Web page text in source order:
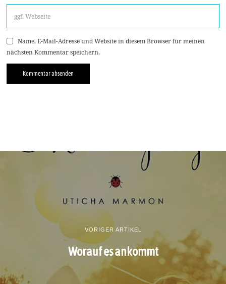
Name, E-Mail-Adresse und Website in diesem Browser für meinen
nächsten Kommentar speichern.
VORIGER ARTIKEL
Worauf es ankommt